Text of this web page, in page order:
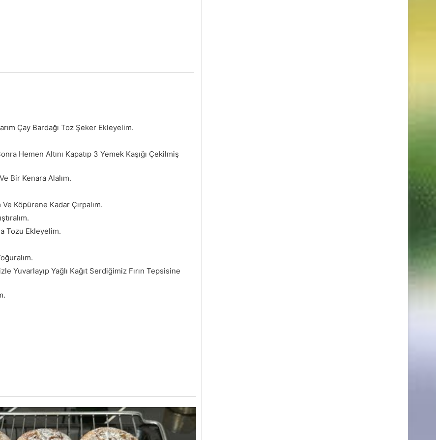
Çay Bardağı Toz Şeker Ekleyelim.
Hemen Altını Kapatıp 3 Yemek Kaşığı Çekilmiş
Bir Kenara Alalım.
Köpürene Kadar Çırpalım.
Tozu Ekleyelim.
Yuvarlayıp Yağlı Kağıt Serdiğimiz Fırın Tepsisine